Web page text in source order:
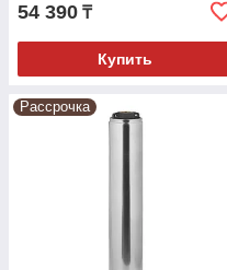
54 390 ₸
Купить
Рассрочка